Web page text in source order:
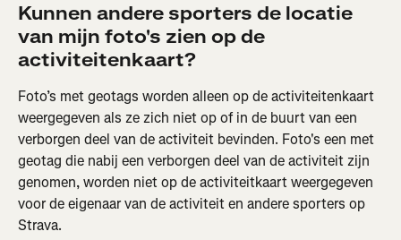
Kunnen andere sporters de locatie
van mijn foto's zien op de
activiteitenkaart?
Foto’s met geotags worden alleen op de activiteitenkaart
weergegeven als ze zich niet op of in de buurt van een
verborgen deel van de activiteit bevinden. Foto's een met
geotag die nabij een verborgen deel van de activiteit zijn
genomen, worden niet op de activiteitkaart weergegeven
voor de eigenaar van de activiteit en andere sporters op
Strava.